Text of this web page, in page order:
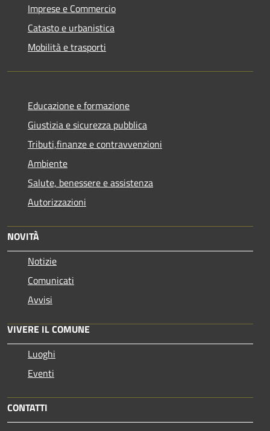
Imprese e Commercio
Catasto e urbanistica
Mobilità e trasporti
Educazione e formazione
Giustizia e sicurezza pubblica
Tributi,finanze e contravvenzioni
Ambiente
Salute, benessere e assistenza
Autorizzazioni
NOVITÀ
Notizie
Comunicati
Avvisi
VIVERE IL COMUNE
Luoghi
Eventi
CONTATTI